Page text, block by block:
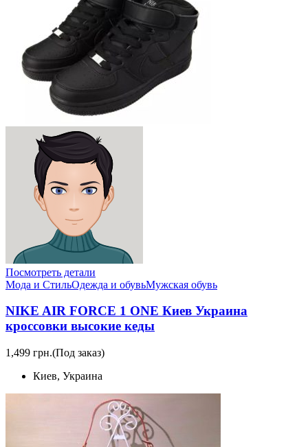
Посмотреть детали
Мода и СтильОдежда и обувьМужская обувь
NIKE AIR FORCE 1 ONE Киев Украина
кроссовки высокие кеды
1,499 грн.(Под заказ)
Киев, Украина